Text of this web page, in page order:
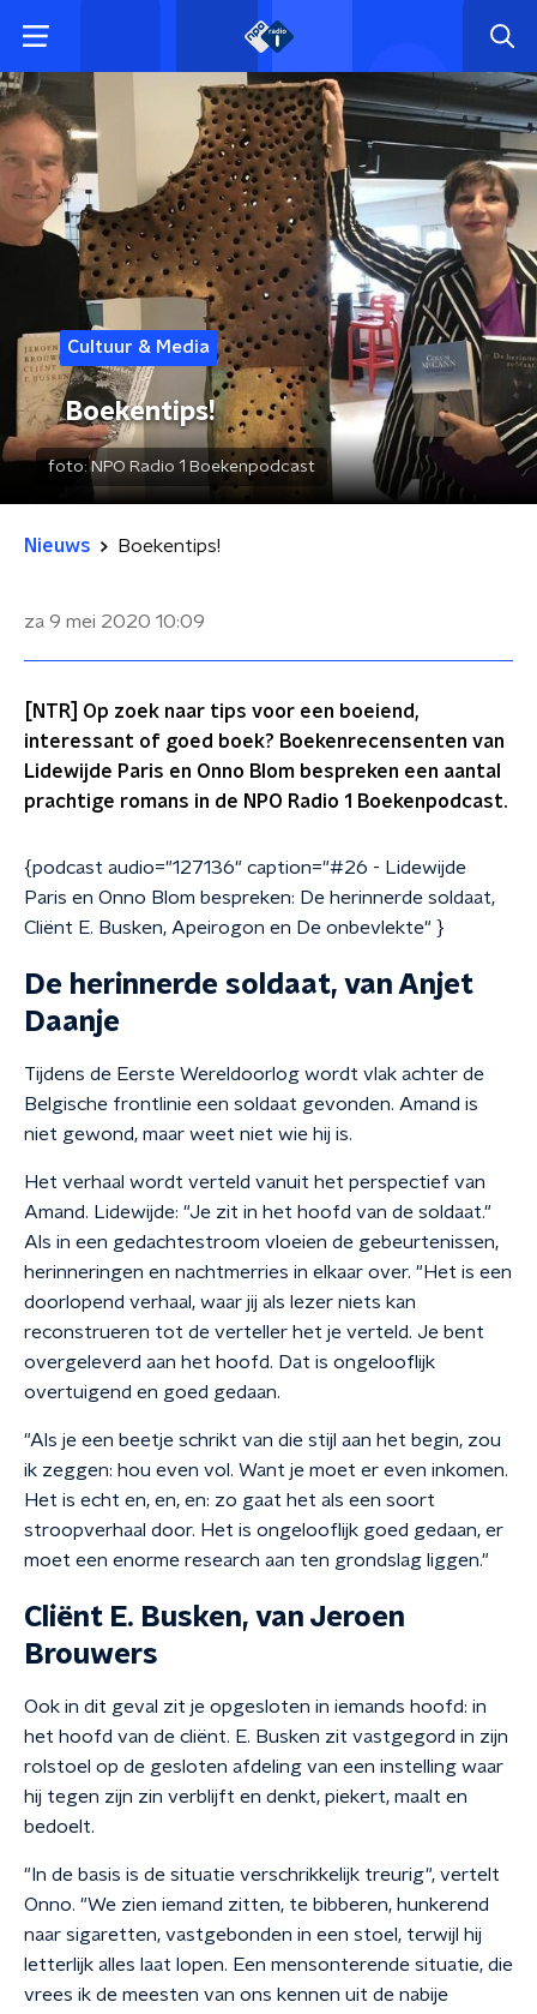
Cultuur & Media
Boekentips!
foto:NPO Radio 1 Boekenpodcast
Nieuws Boekentips!
za 9 mei 2020 10:09
[NTR] Op zoek naar tips voor een boeiend,
interessant of goed boek? Boekenrecensenten van
Lidewijde Paris en Onno Blom bespreken een aantal
prachtige romans in de NPO Radio 1 Boekenpodcast.
{podcast audio="127136" caption="#26 - Lidewijde
Paris en Onno Blom bespreken: De herinnerde soldaat,
Cliënt E. Busken, Apeirogon en De onbevlekte" }
De herinnerde soldaat, van Anjet
Daanje
Tijdens de Eerste Wereldoorlog wordt vlak achter de
Belgische frontlinie een soldaat gevonden. Amand is
niet gewond, maar weet niet wie hij is.
Het verhaal wordt verteld vanuit het perspectief van
Amand. Lidewijde: "Je zit in het hoofd van de soldaat."
Als in een gedachtestroom vloeien de gebeurtenissen,
herinneringen en nachtmerries in elkaar over. "Het is een
doorlopend verhaal, waar jij als lezer niets kan
reconstrueren tot de verteller het je verteld. Je bent
overgeleverd aan het hoofd. Dat is ongelooflijk
overtuigend en goed gedaan.
"Als je een beetje schrikt van die stijl aan het begin, zou
ik zeggen: hou even vol. Want je moet er even inkomen.
Het is echt en, en, en: zo gaat het als een soort
stroopverhaal door. Het is ongelooflijk goed gedaan, er
moet een enorme research aan ten grondslag liggen."
Cliënt E. Busken, van Jeroen
Brouwers
Ook in dit geval zit je opgesloten in iemands hoofd: in
het hoofd van de cliënt. E. Busken zit vastgegord in zijn
rolstoel op de gesloten afdeling van een instelling waar
hij tegen zijn zin verblijft en denkt, piekert, maalt en
bedoelt.
"In de basis is de situatie verschrikkelijk treurig", vertelt
Onno. "We zien iemand zitten, te bibberen, hunkerend
naar sigaretten, vastgebonden in een stoel, terwijl hij
letterlijk alles laat lopen. Een mensonterende situatie, die
vrees ik de meesten van ons kennen uit de nabije